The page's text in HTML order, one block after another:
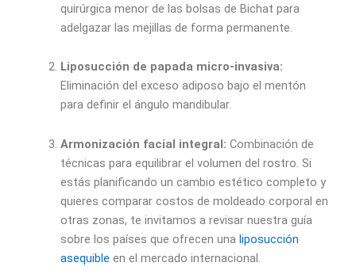
quirúrgica menor de las bolsas de Bichat para
adelgazar las mejillas de forma permanente.
Liposucción de papada micro-invasiva:
Eliminación del exceso adiposo bajo el mentón
para definir el ángulo mandibular.
Armonización facial integral: Combinación de
técnicas para equilibrar el volumen del rostro. Si
estás planificando un cambio estético completo y
quieres comparar costos de moldeado corporal en
otras zonas, te invitamos a revisar nuestra guía
sobre los países que ofrecen unaliposucción
asequible en el mercado internacional.